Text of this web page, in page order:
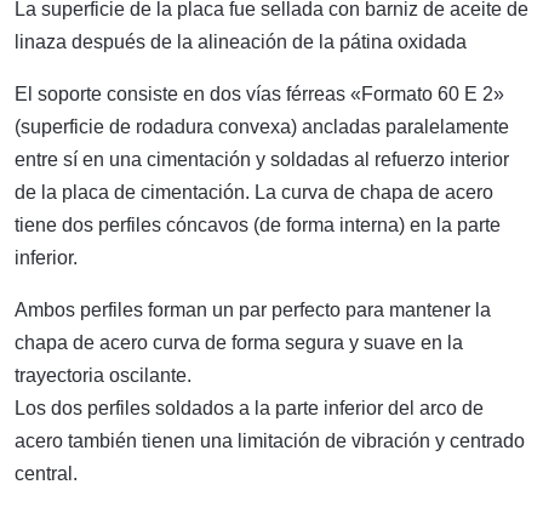
La superficie de la placa fue sellada con barniz de aceite de
linaza después de la alineación de la pátina oxidada
El soporte consiste en dos vías férreas «Formato 60 E 2»
(superficie de rodadura convexa) ancladas paralelamente
entre sí en una cimentación y soldadas al refuerzo interior
de la placa de cimentación. La curva de chapa de acero
tiene dos perfiles cóncavos (de forma interna) en la parte
inferior.
Ambos perfiles forman un par perfecto para mantener la
chapa de acero curva de forma segura y suave en la
trayectoria oscilante.
Los dos perfiles soldados a la parte inferior del arco de
acero también tienen una limitación de vibración y centrado
central.